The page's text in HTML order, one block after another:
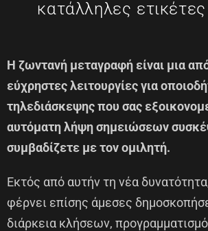
κατάλληλες
Η ζωντανή μεταγραφή είναι μια
εύχρηστες λειτουργίες για
τηλεδιάσκεψης που σας
αυτόματη λήψη σημειώσεων
συμβαδίζετε με τον ομιλητή.
Εκτός από αυτήν τη νέα
φέρνει επίσης άμεσες
διάρκεια κλήσεων,